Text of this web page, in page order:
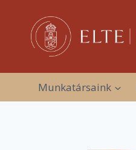
content
Munkatársaink